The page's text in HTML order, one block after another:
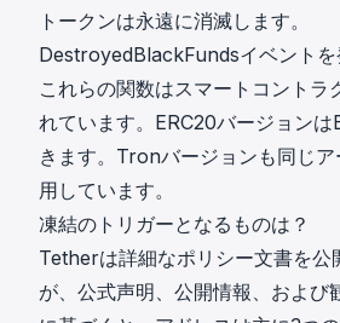
トークンは永遠に消滅します。
DestroyedBlackFundsイベントを
これらの関数はスマートコントラ
れています。ERC20バージョンは
きます。Tronバージョンも同じ
用しています。
凍結のトリガーとなるものは？
Tetherは詳細なポリシー文書を公
が、 公式声明、公開情報、および